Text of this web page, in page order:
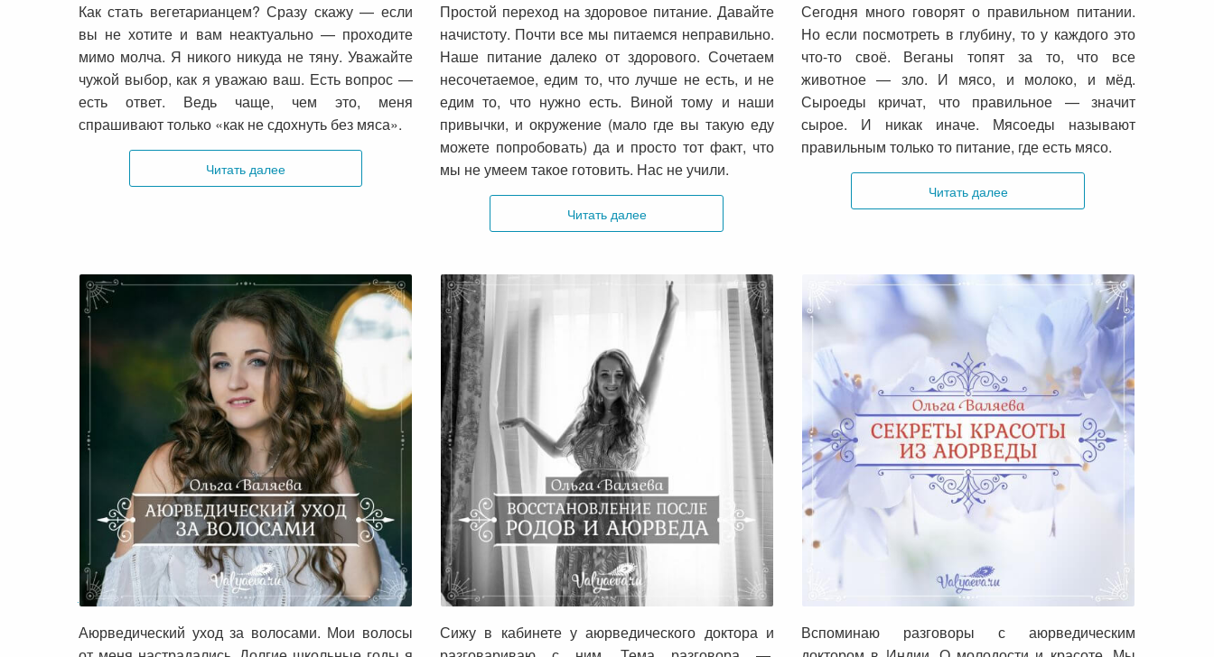
Как стать вегетарианцем? Сразу скажу — если
вы не хотите и вам неактуально — проходите
мимо молча. Я никого никуда не тяну. Уважайте
чужой выбор, как я уважаю ваш. Есть вопрос —
есть ответ. Ведь чаще, чем это, меня
спрашивают только «как не сдохнуть без мяса».
Читать далее
Простой переход на здоровое питание. Давайте
начистоту. Почти все мы питаемся неправильно.
Наше питание далеко от здорового. Сочетаем
несочетаемое, едим то, что лучше не есть, и не
едим то, что нужно есть. Виной тому и наши
привычки, и окружение (мало где вы такую еду
можете попробовать) да и просто тот факт, что
мы не умеем такое готовить. Нас не учили.
Читать далее
Сегодня много говорят о правильном питании.
Но если посмотреть в глубину, то у каждого это
что-то своё. Веганы топят за то, что все
животное — зло. И мясо, и молоко, и мёд.
Сыроеды кричат, что правильное — значит
сырое. И никак иначе. Мясоеды называют
правильным только то питание, где есть мясо.
Читать далее
Аюрведический уход за волосами
Аюрведический уход за волосами. Мои волосы
Восстановление после родов и
аюрведа
Сижу в кабинете у аюрведического доктора и
Секреты красоты из аюрведы
Вспоминаю разговоры с аюрведическим